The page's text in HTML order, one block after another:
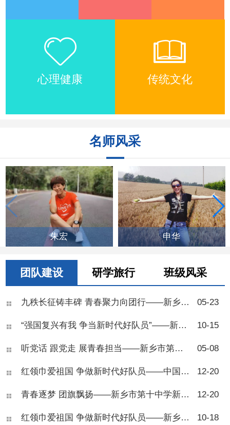
心理健康 传统文化
名师风采
朱宏 申华
团队建设 研学旅行 班级风采
九秩长征铸丰碑 青春聚力向团行——新乡市第十中学举行2026年离队入团仪式 05-23
“强国复兴有我 争当新时代好队员”——新乡市第十中学举行2025年七年级少先队建队仪式 10-15
听党话 跟党走 展青春担当——新乡市第十中学2025年离队入团仪式 05-08
红领巾爱祖国 争做新时代好队员——中国少年先锋队新乡市第十中学第五次代表大会 12-20
青春逐梦 团旗飘扬——新乡市第十中学新团员入团仪式圆满举行 12-20
红领巾爱祖国 争做新时代好队员——新乡市第十中学举行2024年七年级少先队建队仪式 10-18